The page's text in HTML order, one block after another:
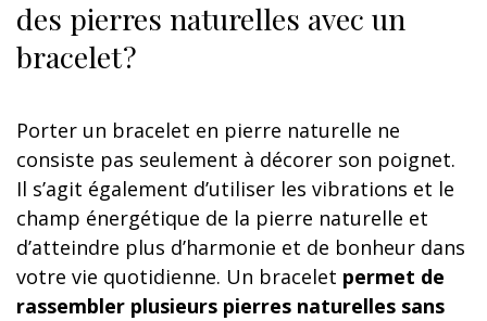
des pierres naturelles avec un
bracelet ?
Porter un bracelet en pierre naturelle ne
consiste pas seulement à décorer son poignet.
Il s’agit également d’utiliser les vibrations et le
champ énergétique de la pierre naturelle et
d’atteindre plus d’harmonie et de bonheur dans
votre vie quotidienne. Un bracelet permet de
rassembler plusieurs pierres naturelles sans